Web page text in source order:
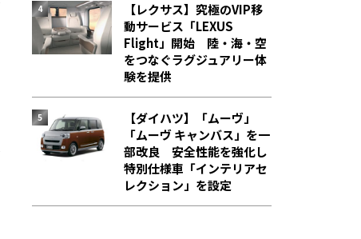
【レクサス】究極のVIP移
動サービス「LEXUS
Flight」開始 陸・海・空
をつなぐラグジュアリー体
験を提供
【ダイハツ】「ムーヴ」
「ムーヴ キャンバス」を一
部改良 安全性能を強化し
特別仕様車「インテリアセ
レクション」を設定